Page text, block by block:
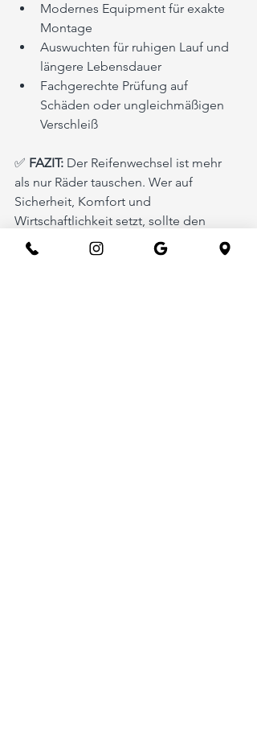
Modernes Equipment für exakte
Montage
Auswuchten für ruhigen Lauf und
längere Lebensdauer
Fachgerechte Prüfung auf
Schäden oder ungleichmäßigen
Verschleiß
✅ FAZIT: Der Reifenwechsel ist mehr
als nur Räder tauschen. Wer auf
Sicherheit, Komfort und
Wirtschaftlichkeit setzt, sollte den
Service einem Profi überlassen.